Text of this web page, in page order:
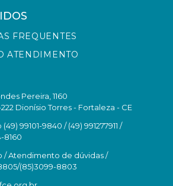
FREQUENTES
ATENDIMENTO
Pereira, 1160
222 Dionísio Torres - Fortaleza - CE
99101-9840 / (49) 991277911 /
8160
/ Atendimento de dúvidas /
(85)3099-8803